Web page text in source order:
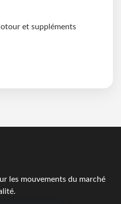
et suppléments
les mouvements du marché